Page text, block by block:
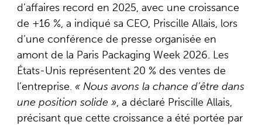
d’affaires record en 2025, avec une croissance
de +16 %, a indiqué sa CEO, Priscille Allais, lors
d’une conférence de presse organisée en
amont de la Paris Packaging Week 2026. Les
États-Unis représentent 20 % des ventes de
l’entreprise. « Nous avons la chance d’être dans
une position solide », a déclaré Priscille Allais,
précisant que cette croissance a été portée par